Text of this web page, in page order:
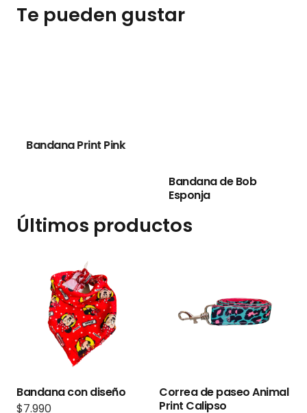
Te pueden gustar
Bandana Print Pink
Bandana de Bob
Esponja
Últimos productos
Bandana con diseño
$7.990
Correa de paseo Animal
Print Calipso